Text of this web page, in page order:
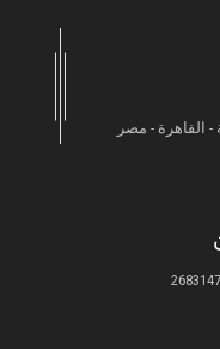
- القاهرة - مصر